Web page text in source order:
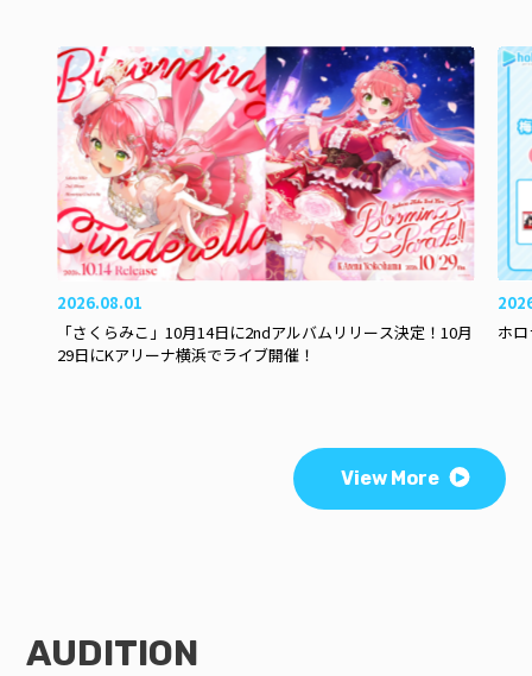
2026.08.01
「さくらみこ」10月14日に2ndアルバムリリース決定！10月
29日にKアリーナ横浜でライブ開催！
ホ
View More
AUDITION